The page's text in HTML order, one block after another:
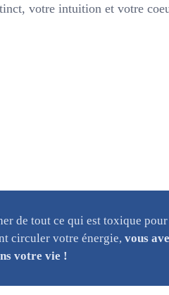
votre intuition et votre
de tout ce qui est toxique
circuler votre énergie,vous
votre vie !